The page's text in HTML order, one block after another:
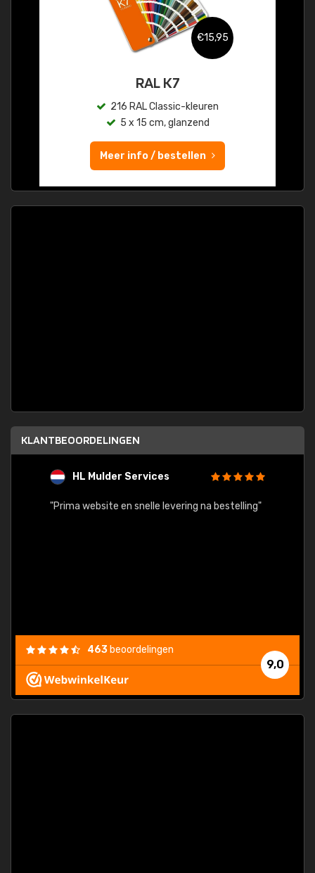
€15,95
RAL K7
216 RAL Classic-kleuren
5 x 15 cm, glanzend
Meer info / bestellen
KLANTBEOORDELINGEN
HL Mulder Services
"Prima website en snelle levering na bestelling"
9,0
463 beoordelingen